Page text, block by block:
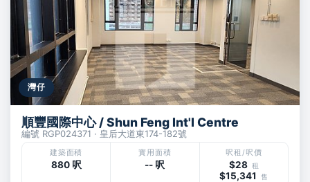
灣仔
順豐國際中心 / Shun Feng Int'l Centre
編號 RGP024371 · 皇后大道東174-182號
建築面積
880 呎
實用面積
-- 呎
呎租/呎價
$28 租
$15,341 售